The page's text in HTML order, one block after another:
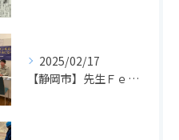
2025/02/17
【静岡市】先生Ｆｅｓで先生方に配管体験＆ドローンを実施しました！